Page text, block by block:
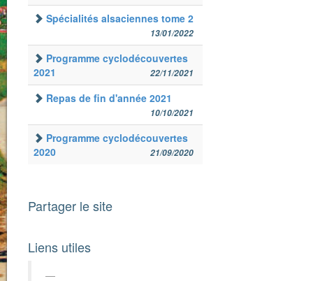
Spécialités alsaciennes tome 2
13/01/2022
Programme cyclodécouvertes
2021
22/11/2021
Repas de fin d'année 2021
10/10/2021
Programme cyclodécouvertes
2020
21/09/2020
Partager le site
Liens utiles